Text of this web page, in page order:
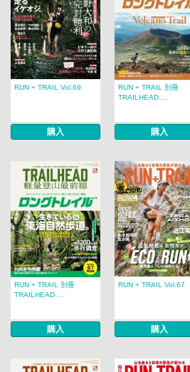
RUN + TRAIL Vol.69
購入
RUN + TRAIL 別冊
TRAILHEAD ...
購入
RUN + TRAIL 別冊
TRAILHEAD ...
購入
RUN + TRAIL Vol.67
購入